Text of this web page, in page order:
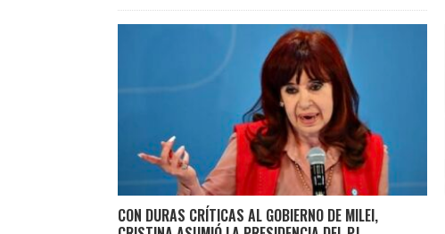
CON DURAS CRÍTICAS AL GOBIERNO DE MILEI,